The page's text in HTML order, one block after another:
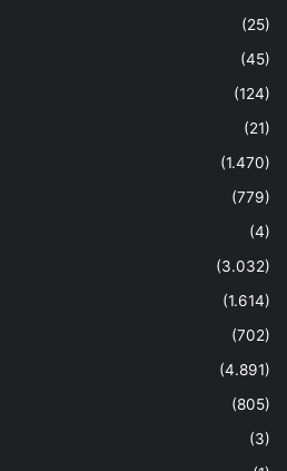
(25)
(45)
(124)
(21)
(1.470)
(779)
(4)
(3.032)
(1.614)
(702)
(4.891)
(805)
(3)